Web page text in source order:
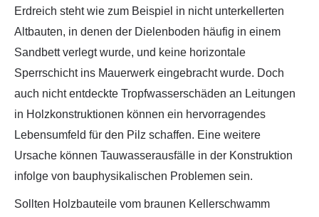
Erdreich steht wie zum Beispiel in nicht unterkellerten
Altbauten, in denen der Dielenboden häufig in einem
Sandbett verlegt wurde, und keine horizontale
Sperrschicht ins Mauerwerk eingebracht wurde. Doch
auch nicht entdeckte Tropfwasserschäden an Leitungen
in Holzkonstruktionen können ein hervorragendes
Lebensumfeld für den Pilz schaffen. Eine weitere
Ursache können Tauwasserausfälle in der Konstruktion
infolge von bauphysikalischen Problemen sein.
Sollten Holzbauteile vom braunen Kellerschwamm